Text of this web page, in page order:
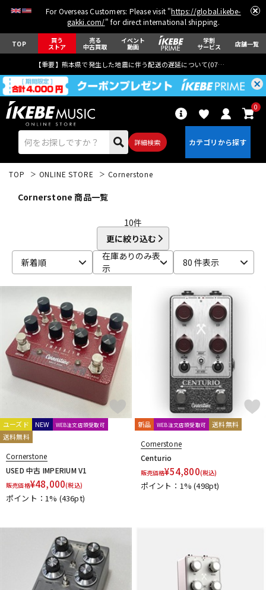
For Overseas Customers: Please visit "https://global.ikebe-
gakki.com/" for direct international shipping.
TOP 買う
ストア
売る
中古買取
イベント
動画
学割
サービス 店舗一覧
【重要】熊本県で発生した地震に伴う配送の遅延について(07月29日
詳細検索
0
ベース
ドラム パーカッション
キーボード 電子ピアノ
その他楽器
DJ機器
DTM オンライン納品
配信/ライブ機器 楽器アクセサリ
TOP ONLINE STORE Cornerstone
Cornerstone 商品一覧
10件
更に絞り込む
新着順
在庫ありのみ表
示
80 件表示
ユーズド NEW WEB注文店頭受取可
送料無料
Cornerstone
USED 中古 IMPERIUM V1
販売価格¥48,000(税込)
ポイント：1% (436pt)
新品 WEB注文店頭受取可 送料無料
Cornerstone
Centurio
販売価格¥54,800(税込)
ポイント：1%(498pt)